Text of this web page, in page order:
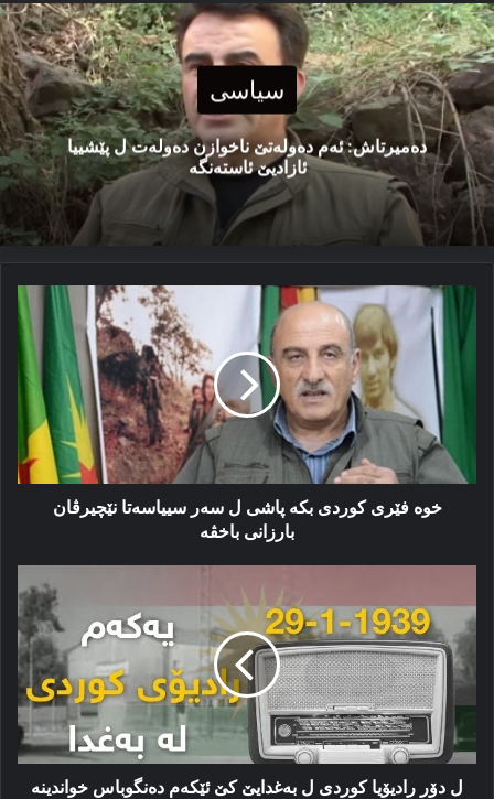
سیاسی
دەمیرتاش: ئەم دەولەتێ ناخوازن دەولەت ل پێشییا
ئازادیێ ئاستەنگە
خوه‌
فێری
کوردی
پاشی
سه‌ر
سییاسه‌تا
نێچیرڤان
بارزانی
باخڤه‌
خوه‌ فێری کوردی بکه‌ پاشی ل سه‌ر سییاسه‌تا نێچیرڤان
بارزانی باخڤه‌
ل
راديۆيا
كوردى
ل
به‌غدایێ
كێ
ئێكه‌م
ده‌نگوباس
خواندينه‌
ل دۆر راديۆيا كوردى ل به‌غدایێ كێ ئێكه‌م ده‌نگوباس خواندينه‌